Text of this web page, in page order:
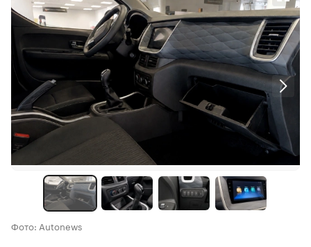
Фото: Autonews